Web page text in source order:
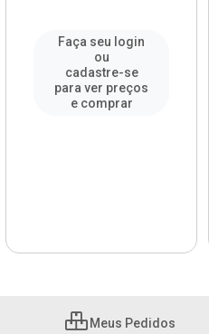
Faça seu login
ou
cadastre-se
para ver preços
e comprar
Meus Pedidos